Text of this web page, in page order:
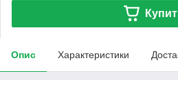
Опис Характеристики